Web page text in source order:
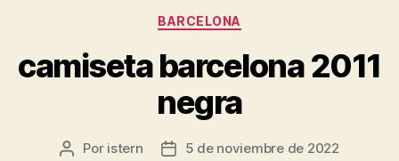
Categorías
BARCELONA
camiseta barcelona 2011
negra
Autor
Por istern
Fecha5 de noviembre de 2022